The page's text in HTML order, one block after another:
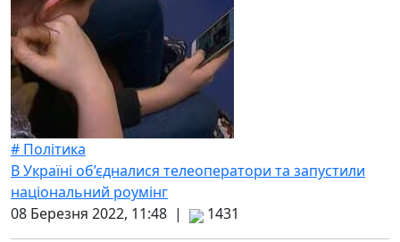
# Політика
В Україні об’єдналися телеоператори та запустили
національний роумінг
08 Березня 2022, 11:48 |
1431